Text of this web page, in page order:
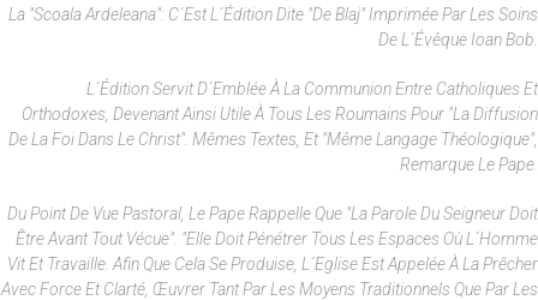
La "Scoala Ardeleana": C´est L´édition Dite "de Blaj" Imprimée Par Les Soins
De L´évêque Ioan Bob.
L´édition Servit D´emblée À La Communion Entre Catholiques Et
Orthodoxes, Devenant Ainsi Utile À Tous Les Roumains Pour "la Diffusion
De La Foi Dans Le Christ". Mêmes Textes, Et "même Langage Théologique",
Remarque Le Pape.
Du Point De Vue Pastoral, Le Pape Rappelle Que "la Parole Du Seigneur Doit
Être Avant Tout Vécue". "Elle Doit Pénétrer Tous Les Espaces Où L´homme
Vit Et Travaille. Afin Que Cela Se Produise, L´Eglise Est Appelée À La Prêcher
Avec Force Et Clarté, Œuvrer Tant Par Les Moyens Traditionnels Que Par Les